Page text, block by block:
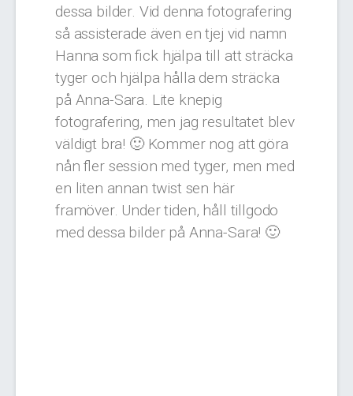
dessa bilder. Vid denna fotografering
så assisterade även en tjej vid namn
Hanna som fick hjälpa till att sträcka
tyger och hjälpa hålla dem sträcka
på Anna-Sara. Lite knepig
fotografering, men jag resultatet blev
väldigt bra! 🙂 Kommer nog att göra
nån fler session med tyger, men med
en liten annan twist sen här
framöver. Under tiden, håll tillgodo
med dessa bilder på Anna-Sara! 🙂